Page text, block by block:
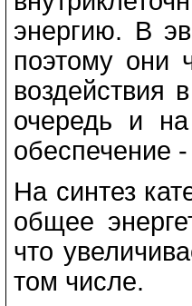
энергию. В
поэтому они
воздействия
очередь и на
обеспечение
На синтез
общее
что
том числе.